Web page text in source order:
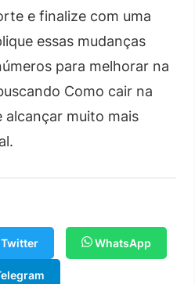
e finalize com uma
essas mudanças
para melhorar na
Como cair na
alcançar muito mais
Twitter WhatsApp